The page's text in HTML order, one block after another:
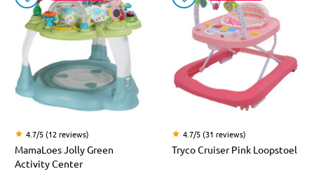
4.7/5 (12 reviews)
MamaLoes Jolly Green
Activity Center
4.7/5 (31 reviews)
Tryco Cruiser Pink Loopstoel